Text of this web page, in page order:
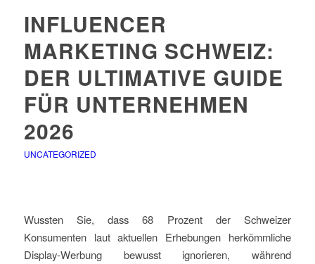
INFLUENCER
MARKETING SCHWEIZ:
DER ULTIMATIVE GUIDE
FÜR UNTERNEHMEN
2026
UNCATEGORIZED
Wussten Sie, dass 68 Prozent der Schweizer
Konsumenten laut aktuellen Erhebungen herkömmliche
Display-Werbung bewusst ignorieren, während